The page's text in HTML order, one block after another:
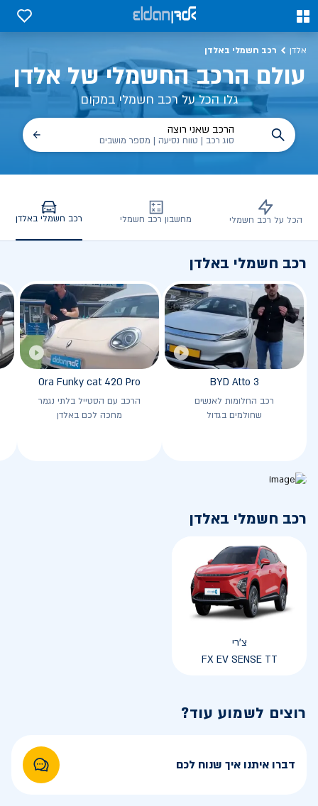
0
0
אלדן רכב חשמלי באלדן
עולם הרכב החשמלי של אלדן
גלו הכל על רכב חשמלי במקום
הרכב שאני רוצה
סוג רכב | טווח נסיעה | מספר מושבים
הכל על רכב חשמלי מחשבון רכב חשמלי רכב חשמלי באלדן
רכב חשמלי באלדן
BYD Atto 3
רכב החלומות לאנשים
שחולמים בגדול
Ora Funky cat 420 Pro
הרכב עם הסטייל בלתי נגמר
מחכה לכם באלדן
רכב חשמלי באלדן
צ'רי
FX EV SENSE TT
רוצים לשמוע עוד?
דברו איתנו איך שנוח לכם
רכב חשמלי באלדן – דגמים, השוואות, פנלים